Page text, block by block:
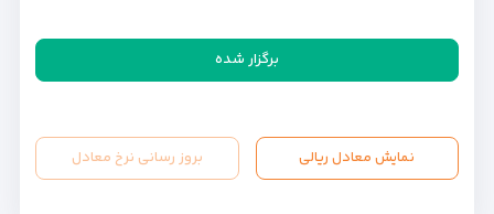
برگزار شده
نمایش معادل ریالی بروز رسانی نرخ معادل